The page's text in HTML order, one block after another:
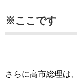
※ここです
さらに高市総理は